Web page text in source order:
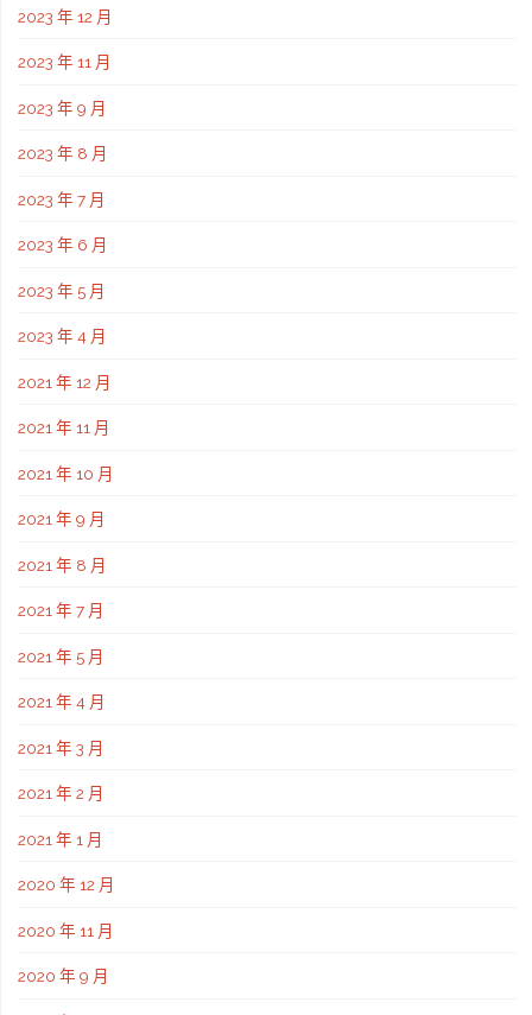
2023 年 12 月
2023 年 11 月
2023 年 9 月
2023 年 8 月
2023 年 7 月
2023 年 6 月
2023 年 5 月
2023 年 4 月
2021 年 12 月
2021 年 11 月
2021 年 10 月
2021 年 9 月
2021 年 8 月
2021 年 7 月
2021 年 5 月
2021 年 4 月
2021 年 3 月
2021 年 2 月
2021 年 1 月
2020 年 12 月
2020 年 11 月
2020 年 9 月